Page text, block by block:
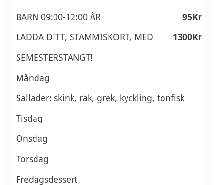
BARN 09:00-12:00 ÅR
95Kr
LADDA DITT, STAMMISKORT, MED
1300Kr
SEMESTERSTÄNGT!
Måndag
Sallader: skink, räk, grek, kyckling, tonfisk
Tisdag
Onsdag
Torsdag
Fredagsdessert